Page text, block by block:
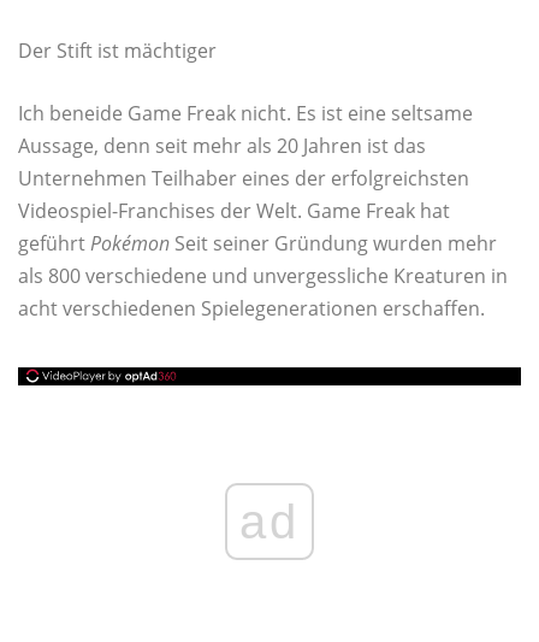
Der Stift ist mächtiger
Ich beneide Game Freak nicht. Es ist eine seltsame
Aussage, denn seit mehr als 20 Jahren ist das
Unternehmen Teilhaber eines der erfolgreichsten
Videospiel-Franchises der Welt. Game Freak hat
geführtPokémon Seit seiner Gründung wurden mehr
als 800 verschiedene und unvergessliche Kreaturen in
acht verschiedenen Spielegenerationen erschaffen.
ad